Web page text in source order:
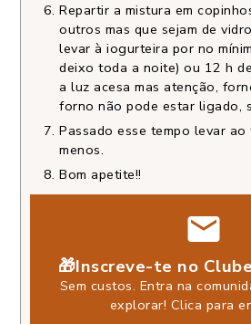
Repartir a mistura em
outros mas que sejam de
levar à iogurteira por no
deixo toda a noite) ou 12 h
a luz acesa mas atenção,
forno não pode estar ligado,
Passado esse tempo levar
menos.
Bom apetite!!
🎁Inscreve-te no
Sem custos. Entra na
explorar! Clica para